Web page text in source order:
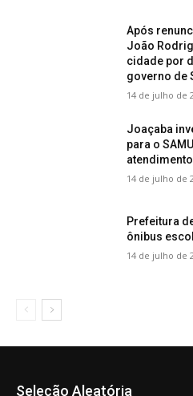
Após
João
cidade por
governo de
14 de julho de
Joaçaba
para o
14 de julho de
Prefeitura
ônibus
14 de julho de
Seleção Aleatória